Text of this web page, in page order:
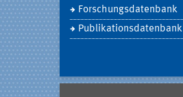
Forschungsdatenbank
Publikationsdatenbank